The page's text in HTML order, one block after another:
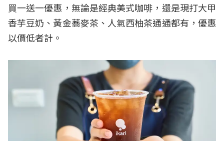
買一送一優惠，無論是經典美式咖啡，還是現打大甲
香芋豆奶、黃金蕎麥茶、人氣西柚茶通通都有，優惠
以價低者計。